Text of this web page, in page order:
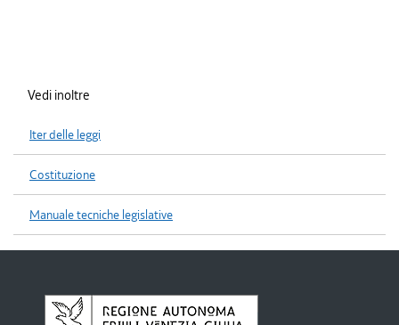
Vedi inoltre
Iter delle leggi
Costituzione
Manuale tecniche legislative